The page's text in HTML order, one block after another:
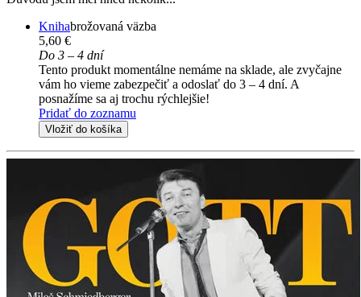
Knihabrožovaná väzba
5,60 €
Do 3 – 4 dní
Tento produkt momentálne nemáme na sklade, ale zvyčajne
vám ho vieme zabezpečiť a odoslať do 3 – 4 dní. A
posnažíme sa aj trochu rýchlejšie!
Pridať do zoznamu
Vložiť do košíka